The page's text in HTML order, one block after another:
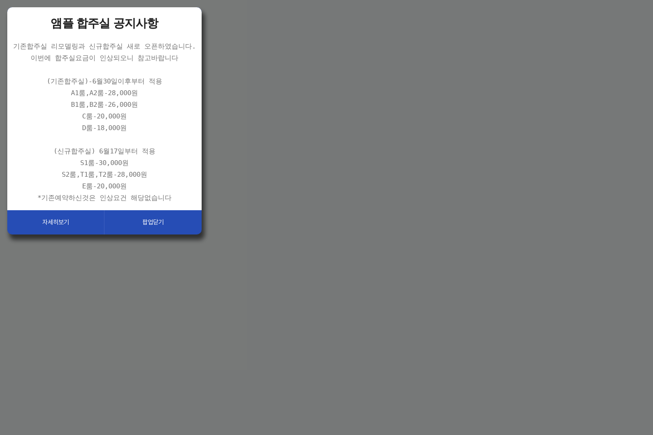
앰플 합주실 공지사항
기존합주실 리모델링과 신규합주실 새로 오픈하였습니다.
이번에 합주실요금이 인상되오니 참고바랍니다
(기존합주실)-6월30일이후부터 적용
A1룸,A2룸-28,000원
B1룸,B2룸-26,000원
C룸-20,000원
D룸-18,000원
(신규합주실) 6월17일부터 적용
S1룸-30,000원
S2룸,T1룸,T2룸-28,000원
E룸-20,000원
*기존예약하신것은 인상요건 해당없습니다
자세히보기 팝업닫기